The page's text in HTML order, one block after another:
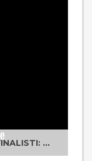
UNO TWO DREI 2015/2016, I FINALISTI: CLASSE IV ALS ISTITUTO "DEGASPERI" BORGO VALSUGANA